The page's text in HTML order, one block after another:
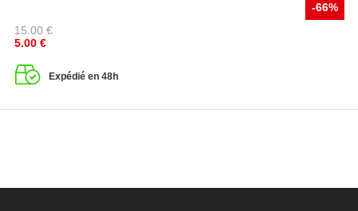
-66%
15.00 €
5.00 €
Expédié en 48h